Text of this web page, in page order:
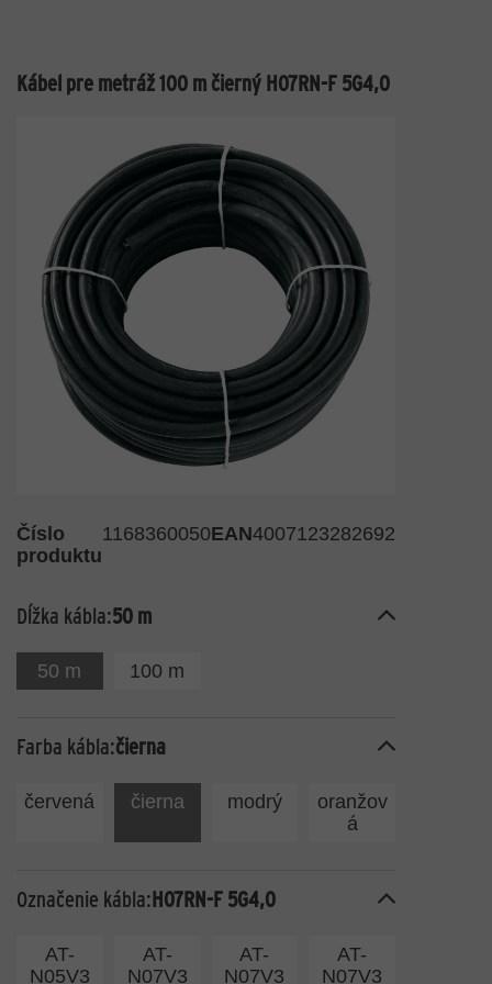
Kábel pre metráž 100 m čierný H07RN-F 5G4,0
Číslo
produktu
1168360050EAN4007123282692
Dĺžka kábla:50 m
50 m 100 m
Farba kábla:čierna
červená čierna modrý
oranžov
á
Označenie kábla:H07RN-F 5G4,0
AT-
N05V3
AT-
N07V3
AT-
N07V3
AT-
N07V3